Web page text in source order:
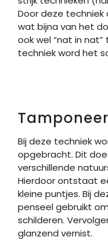
Door deze
wat bijna van het
ook wel “nat in
techniek word het
Bij deze techniek
opgebracht. Dit
verschillende
Hierdoor ontstaat
kleine puntjes. Bij
penseel gebruikt
schilderen.
glanzend vernist.